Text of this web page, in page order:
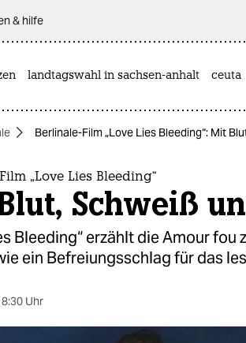
& hilfe
landtagswahl in sachsen-anhalt ceuta
Berlinale-Film „Love Lies Bleeding“: Mit
„Love Lies Bleeding“
Schweiß
Bleeding“ erzählt die Amour
ein Befreiungsschlag für das
Uhr